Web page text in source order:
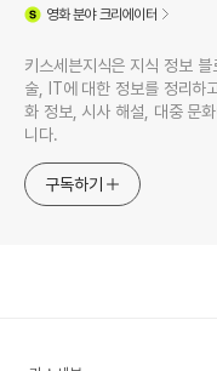
영화분야 크리에이터
키스세븐지식은 지식 정보
술, IT에 대한 정보를 정리하
화 정보, 시사 해설, 대중 문
니다.
구독하기